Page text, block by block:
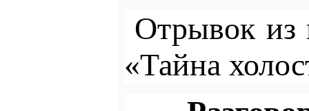
Отрывок из
«Тайна